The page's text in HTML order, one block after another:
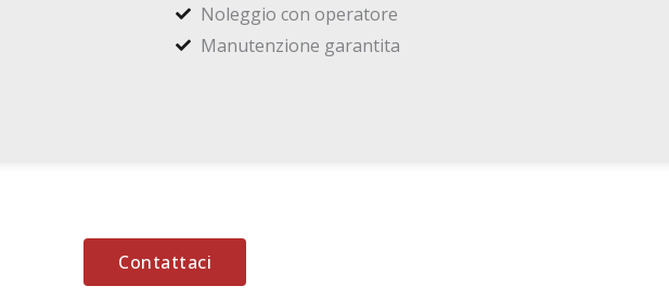
Noleggio con operatore
Manutenzione garantita
Contattaci